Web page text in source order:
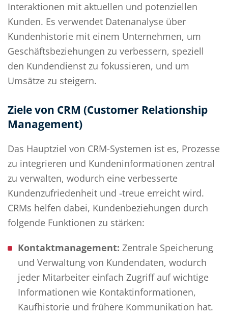
Interaktionen mit aktuellen und potenziellen
Kunden. Es verwendet Datenanalyse über
Kundenhistorie mit einem Unternehmen, um
Geschäftsbeziehungen zu verbessern, speziell
den Kundendienst zu fokussieren, und um
Umsätze zu steigern.
Ziele von CRM (Customer Relationship
Management)
Das Hauptziel von CRM-Systemen ist es, Prozesse
zu integrieren und Kundeninformationen zentral
zu verwalten, wodurch eine verbesserte
Kundenzufriedenheit und -treue erreicht wird.
CRMs helfen dabei, Kundenbeziehungen durch
folgende Funktionen zu stärken:
Kontaktmanagement: Zentrale Speicherung
und Verwaltung von Kundendaten, wodurch
jeder Mitarbeiter einfach Zugriff auf wichtige
Informationen wie Kontaktinformationen,
Kaufhistorie und frühere Kommunikation hat.